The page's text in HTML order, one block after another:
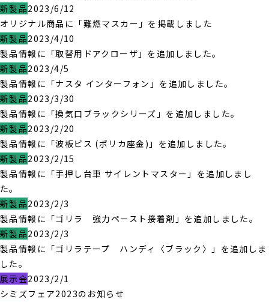
新製品2023/6/12
オリジナル商品に「難燃マスカー」を掲載しました
新製品2023/4/10
製品情報に「取替用ドアクローザ」を追加しました。
新製品2023/4/5
製品情報に「ナスタ インターフォン」を追加しました。
新製品2023/3/30
製品情報に「換気口ブラックシリーズ」を追加しました。
新製品2023/2/20
製品情報に「波板ビス (ポリカ座金)」を追加しました。
新製品2023/2/15
製品情報に「手押し台車 サイレントマスター」を追加しまし
た。
新製品2023/2/3
製品情報に「ゴリラ 強力ペースト接着剤」を追加しました。
新製品2023/2/3
製品情報に「ゴリラテープ ハンディ〈ブラック〉」を追加しま
した。
展示会2023/2/1
シミズフェア2023のお知らせ